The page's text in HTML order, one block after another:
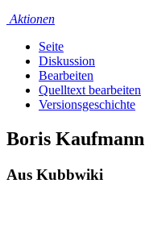
Aktionen
Seite
Diskussion
Bearbeiten
Quelltext bearbeiten
Versionsgeschichte
Boris Kaufmann
Aus Kubbwiki